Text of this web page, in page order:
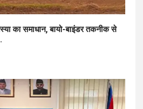
का समाधान, बायो-बाइंडर तकनीक से